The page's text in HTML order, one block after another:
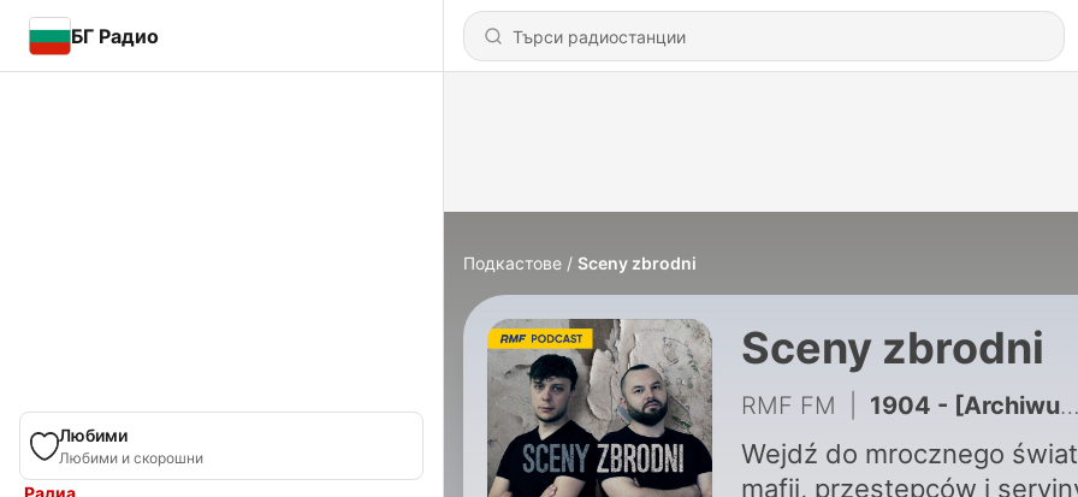
БГ Радио
Любими
Любими и скорошни
Радиа
Подкастове Sceny zbrodni
Sceny zbrodni
RMF FM 1904 - [Archiwum] Skok stulecia i złodziej, który kochał sztukę
Wejdź do mrocznego
mafii, przestępców i